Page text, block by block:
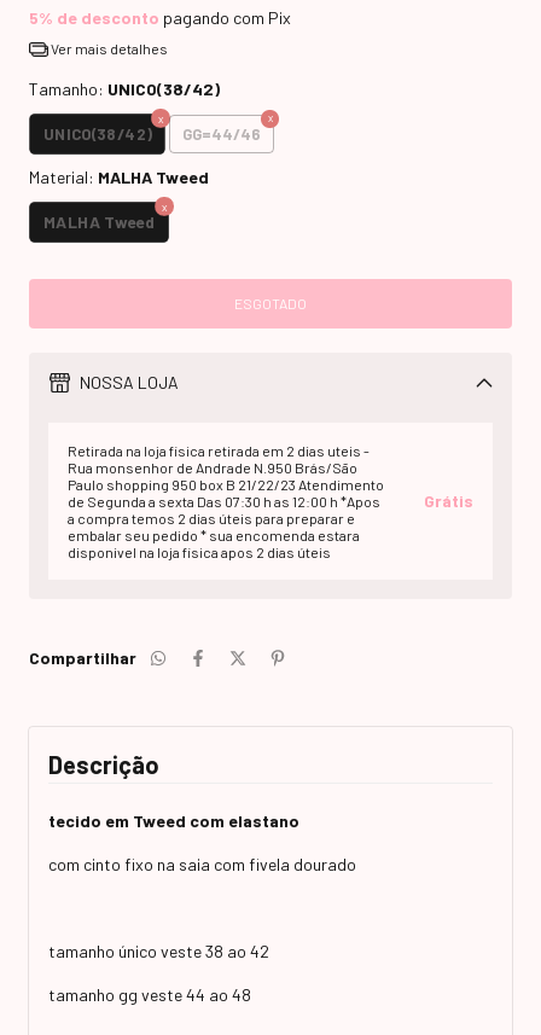
5% de desconto pagando com Pix
Ver mais detalhes
Tamanho: UNICO(38/42)
UNICO(38/42) GG=44/46
Material: MALHA Tweed
MALHA Tweed
NOSSA LOJA
Retirada na loja fisica retirada em 2 dias uteis -
Rua monsenhor de Andrade N.950 Brás/São
Paulo shopping 950 box B 21/22/23 Atendimento
de Segunda a sexta Das 07:30 h as 12:00 h *Apos
a compra temos 2 dias úteis para preparar e
embalar seu pedido * sua encomenda estara
disponivel na loja fisica apos 2 dias úteis
Grátis
Compartilhar
Descrição
tecido em Tweed com elastano
com cinto fixo na saia com fivela dourado
tamanho único veste 38 ao 42
tamanho gg veste 44 ao 48